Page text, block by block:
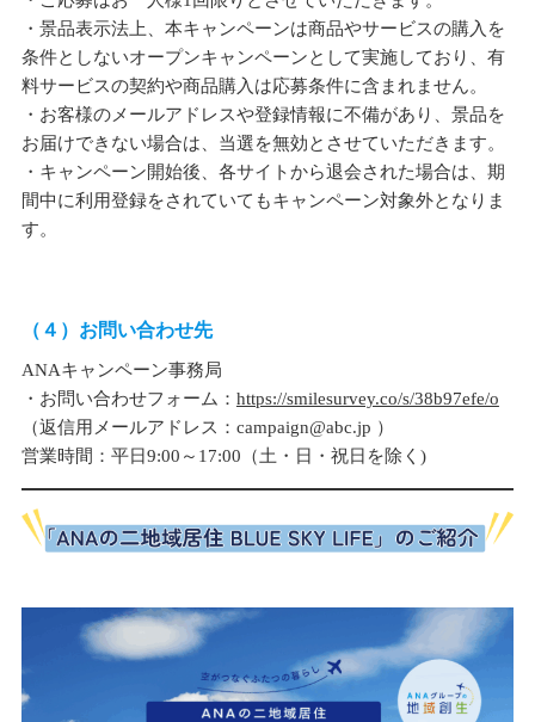
・景品表示法上、本キャンペーンは商品やサービスの購入を
条件としないオープンキャンペーンとして実施しており、有
料サービスの契約や商品購入は応募条件に含まれません。
・お客様のメールアドレスや登録情報に不備があり、景品を
お届けできない場合は、当選を無効とさせていただきます。
・キャンペーン開始後、各サイトから退会された場合は、期
間中に利用登録をされていてもキャンペーン対象外となりま
す。
（４）お問い合わせ先
ANAキャンペーン事務局
・お問い合わせフォーム： https://smilesurvey.co/s/38b97efe/o
（返信用メールアドレス：campaign@abc.jp ）
営業時間：平日9:00～17:00（土・日・祝日を除く)